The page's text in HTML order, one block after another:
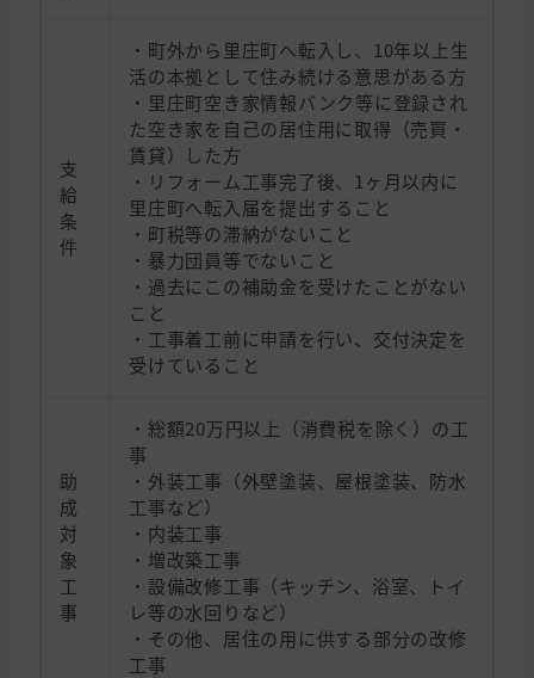
支
給
条
件
・町外から里庄町へ転入し、10年以上生
活の本拠として住み続ける意思がある方
・里庄町空き家情報バンク等に登録され
た空き家を自己の居住用に取得（売買・
賃貸）した方
・リフォーム工事完了後、1ヶ月以内に
里庄町へ転入届を提出すること
・町税等の滞納がないこと
・暴力団員等でないこと
・過去にこの補助金を受けたことがない
こと
・工事着工前に申請を行い、交付決定を
受けていること
助
成
対
象
工
事
・総額20万円以上（消費税を除く）の工
事
・外装工事（外壁塗装、屋根塗装、防水
工事など）
・内装工事
・増改築工事
・設備改修工事（キッチン、浴室、トイ
レ等の水回りなど）
・その他、居住の用に供する部分の改修
工事